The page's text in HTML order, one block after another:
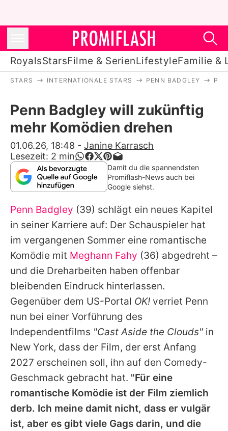
RoyalsStarsFilme & SerienLifestyleFamilie &
Stars
Filme & Serien
Lifestyle
Familie & Liebe
Alle Themen auf Promiflash
Jobs
App runterladen
Team
Redaktionelle Richtlinien
Impressum
Datenschutzerklärung
Nutzungsbedingungen
Utiq verwalten
STARS INTERNATIONALE STARS PENN BADGLEY
Penn Badgley will zukünftig
mehr Komödien drehen
01.06.26, 18:48 - Janine Karrasch
Lesezeit: 2 min
Damit du die spannendsten
Promiflash-News auch bei
Google siehst.
Penn Badgley (39) schlägt ein neues Kapitel
in seiner Karriere auf: Der Schauspieler hat
im vergangenen Sommer eine romantische
Komödie mit Meghann Fahy (36) abgedreht –
und die Dreharbeiten haben offenbar
bleibenden Eindruck hinterlassen.
Gegenüber dem US-Portal OK! verriet Penn
nun bei einer Vorführung des
Independentfilms "Cast Aside the Clouds" in
New York, dass der Film, der erst Anfang
2027 erscheinen soll, ihn auf den Comedy-
Geschmack gebracht hat. "Für eine
romantische Komödie ist der Film ziemlich
derb. Ich meine damit nicht, dass er vulgär
ist, aber es gibt viele Gags darin, und die